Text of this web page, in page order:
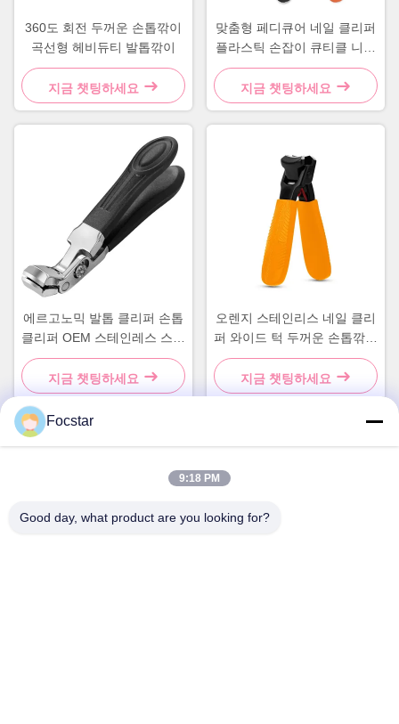
360도 회전 두꺼운 손톱깎이
곡선형 헤비듀티 발톱깎이
지금 챗팅하세요
맞춤형 페디큐어 네일 클리퍼
플라스틱 손잡이 큐티클 니퍼
도구
지금 챗팅하세요
에르고노믹 발톱 클리퍼 손톱
클리퍼 OEM 스테인레스 스틸
손톱 커터
지금 챗팅하세요
오렌지 스테인리스 네일 클리
퍼 와이드 턱 두꺼운 손톱깎이
헤비 듀티
지금 챗팅하세요
주소
Focstar
9:18 PM
Good day, what product are you looking for?